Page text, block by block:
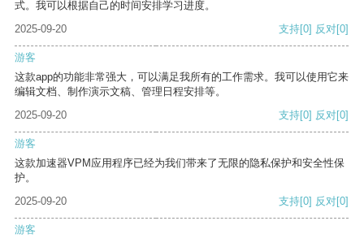
式。我可以根据自己的时间安排学习进度。
2025-09-20
支持[0] 反对[0]
游客
这款app的功能非常强大，可以满足我所有的工作需求。我可以使用它来
编辑文档、制作演示文稿、管理日程安排等。
2025-09-20
支持[0] 反对[0]
游客
这款加速器VPM应用程序已经为我们带来了无限的隐私保护和安全性保
护。
2025-09-20
支持[0] 反对[0]
游客